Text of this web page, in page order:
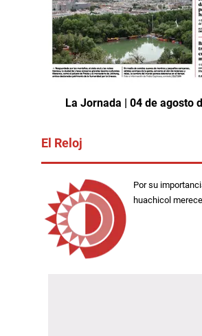
La Jornada | 04 de agosto
El Reloj
Por su
huachicol